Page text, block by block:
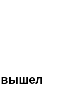
вышел